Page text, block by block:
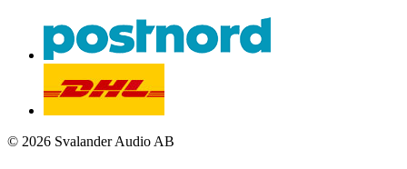
© 2026 Svalander Audio AB